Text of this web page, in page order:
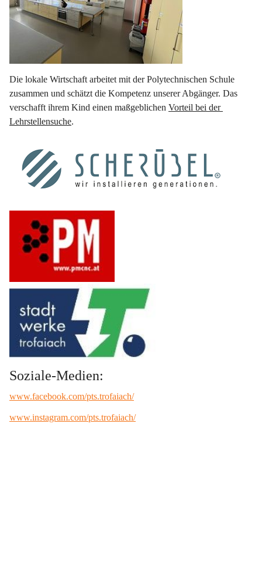
Die lokale Wirtschaft arbeitet mit der Polytechnischen Schule
zusammen und schätzt die Kompetenz unserer Abgänger. Das
verschafft ihrem Kind einen maßgeblichen Vorteil bei der
Lehrstellensuche.
Soziale-Medien:
www.facebook.com/pts.trofaiach/
www.instagram.com/pts.trofaiach/